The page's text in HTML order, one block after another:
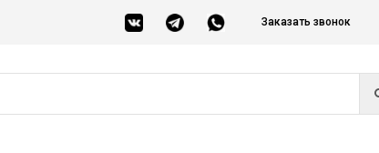
Заказать звонок